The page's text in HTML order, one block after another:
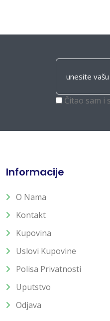
Čitao sam i
Informacije
O Nama
Kontakt
Kupovina
Uslovi Kupovine
Polisa Privatnosti
Uputstvo
Odjava